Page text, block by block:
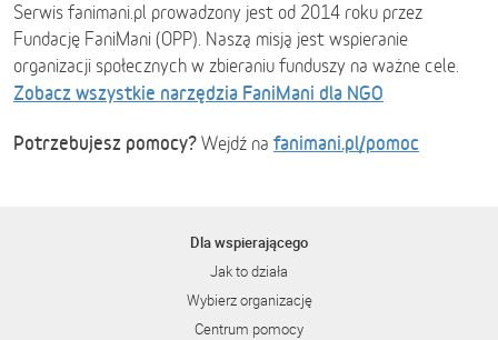
Serwis fanimani.pl prowadzony jest od 2014 roku przez
Fundację FaniMani (OPP). Naszą misją jest wspieranie
organizacji społecznych w zbieraniu funduszy na ważne cele.
Zobacz wszystkie narzędzia FaniMani dla NGO
Potrzebujesz pomocy? Wejdź na fanimani.pl/pomoc
Dla wspierającego
Jak to działa
Wybierz organizację
Centrum pomocy